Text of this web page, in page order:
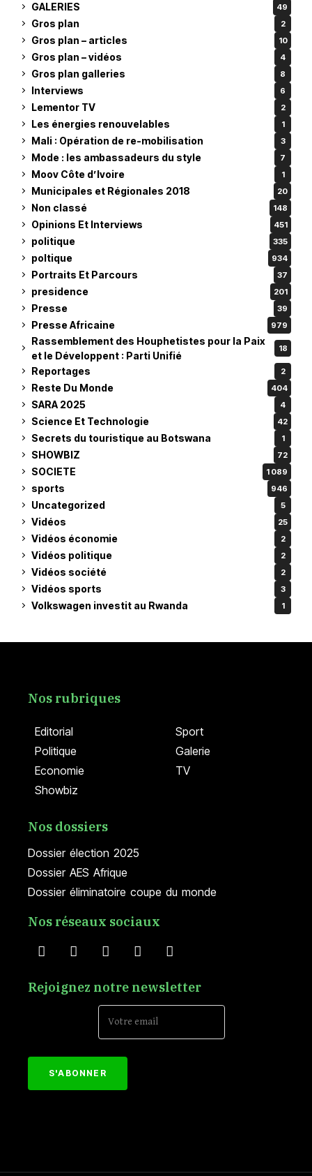
GALERIES 49
Gros plan 2
Gros plan – articles 10
Gros plan – vidéos 4
Gros plan galleries 8
Interviews 6
Lementor TV 2
Les énergies renouvelables 1
Mali : Opération de re-mobilisation 3
Mode : les ambassadeurs du style 7
Moov Côte d’Ivoire 1
Municipales et Régionales 2018 20
Non classé 148
Opinions Et Interviews 451
politique 335
poltique 934
Portraits Et Parcours 37
presidence 201
Presse 39
Presse Africaine 979
Rassemblement des Houphetistes pour la Paix
et le Développent : Parti Unifié
18
Reportages 2
Reste Du Monde 404
SARA 2025 4
Science Et Technologie 42
Secrets du touristique au Botswana 1
SHOWBIZ 72
SOCIETE 1 089
sports 946
Uncategorized 5
Vidéos 25
Vidéos économie 2
Vidéos politique 2
Vidéos société 2
Vidéos sports 3
Volkswagen investit au Rwanda 1
Editorial
Politique
Economie
Showbiz
Sport
Galerie
TV
Nos rubriques
Dossier élection 2025
Dossier AES Afrique
Dossier éliminatoire coupe du monde
Nos dossiers
Nos réseaux sociaux
Rejoignez notre newsletter